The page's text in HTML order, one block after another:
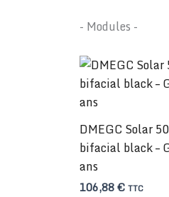
- Modules -
DMEGC Solar
bifacial black –
ans
106,88€ TTC